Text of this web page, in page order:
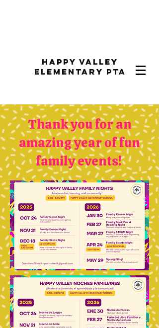
Happy Valley
Elementary PTA
Thank you for an
amazing year of fun
family events!